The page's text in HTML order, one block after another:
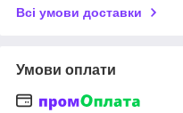
Всі умови доставки
Умови оплати